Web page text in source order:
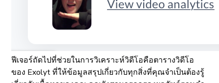
ฟีเจอร์ถัดไปที่ช่วยในการวิเคราะห์วิดีโอคือตารางวิดีโอ
ของ Exolyt ที่ให้ข้อมูลสรุปเกี่ยวกับทุกสิ่งที่คุณจำเป็นต้องรู้